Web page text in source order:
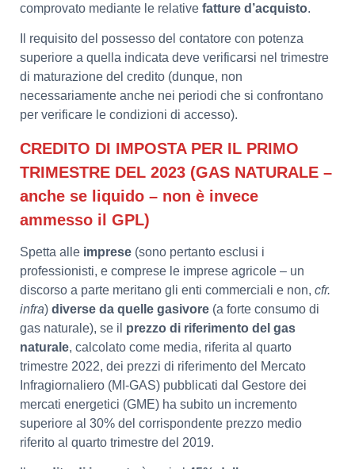
comprovato mediante le relative fatture d’acquisto.
Il requisito del possesso del contatore con potenza
superiore a quella indicata deve verificarsi nel trimestre
di maturazione del credito (dunque, non
necessariamente anche nei periodi che si confrontano
per verificare le condizioni di accesso).
CREDITO DI IMPOSTA PER IL PRIMO
TRIMESTRE DEL 2023 (GAS NATURALE –
anche se liquido – non è invece
ammesso il GPL)
Spetta alle imprese (sono pertanto esclusi i
professionisti, e comprese le imprese agricole – un
discorso a parte meritano gli enti commerciali e non, cfr.
infra) diverse da quelle gasivore (a forte consumo di
gas naturale), se il prezzo di riferimento del gas
naturale, calcolato come media, riferita al quarto
trimestre 2022, dei prezzi di riferimento del Mercato
Infragiornaliero (MI-GAS) pubblicati dal Gestore dei
mercati energetici (GME) ha subito un incremento
superiore al 30% del corrispondente prezzo medio
riferito al quarto trimestre del 2019.